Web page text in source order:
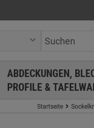
ABDECKUNGEN,
PROFILE &
Startseite